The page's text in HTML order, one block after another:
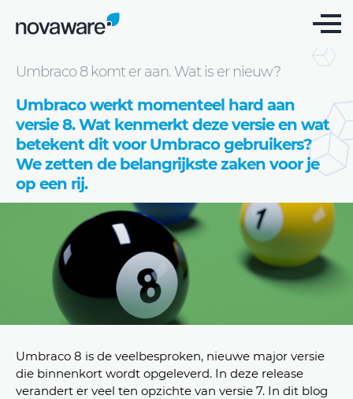
Blog
Umbraco 8 komt er aan. Wat is er nieuw?
Umbraco werkt momenteel hard aan
versie 8. Wat kenmerkt deze versie en wat
betekent dit voor Umbraco gebruikers?
We zetten de belangrijkste zaken voor je
op een rij.
Umbraco 8 is de veelbesproken, nieuwe major versie
die binnenkort wordt opgeleverd. In deze release
verandert er veel ten opzichte van versie 7. In dit blog